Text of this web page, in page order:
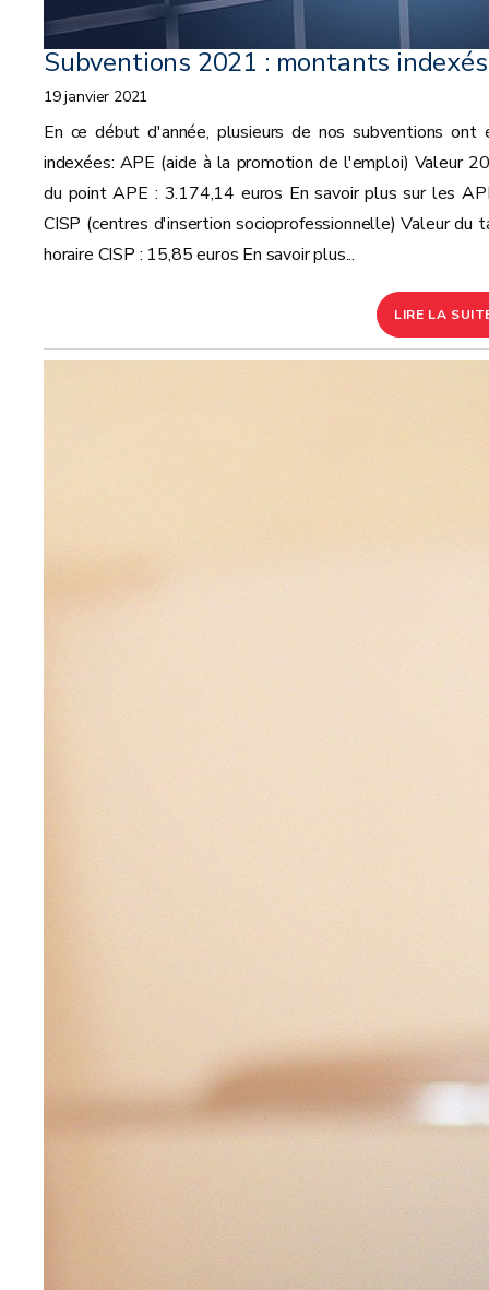
Subventions 2021 : montants indexés
19 janvier 2021
En ce début d'année, plusieurs de nos subventions ont
indexées: APE (aide à la promotion de l'emploi) Valeur
du point APE : 3.174,14 euros En savoir plus sur les
CISP (centres d'insertion socioprofessionnelle) Valeur du
horaire CISP : 15,85 euros En savoir plus...
LIRE LA